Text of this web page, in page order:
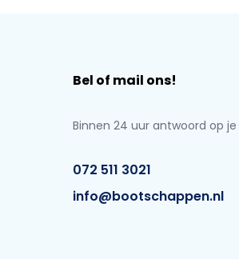
Bel of mail ons!
Binnen 24 uur antwoord op
072 511 3021
info@bootschappen.nl